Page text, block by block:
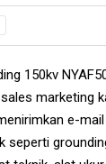
150kv
marketing
e-
seperti